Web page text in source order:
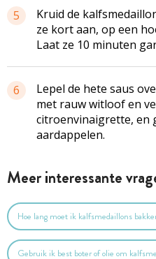
5
Kruid de
ze kort aan, op een
Laat ze 10 minuten
6
Lepel de hete saus
met rauw witloof en
citroenvinaigrette, en
aardappelen.
Meer interessante
Hoe lang moet ik kalfsmedaillons
Gebruik ik best boter of olie om